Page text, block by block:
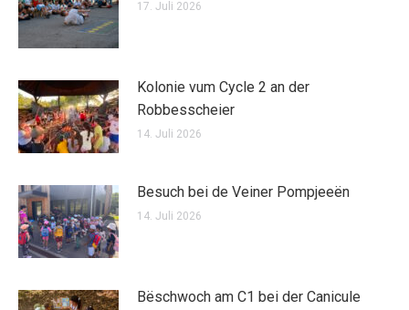
17. Juli 2026
Kolonie vum Cycle 2 an der
Robbesscheier
14. Juli 2026
Besuch bei de Veiner Pompjeeën
14. Juli 2026
Bëschwoch am C1 bei der Canicule